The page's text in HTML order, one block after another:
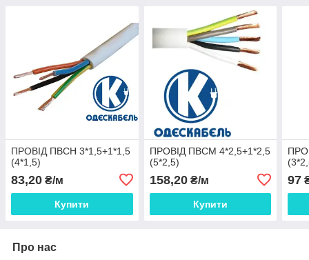
ПРОВІД ПВСН 3*1,5+1*1,5
(4*1,5)
83,20 ₴/м
Купити
ПРОВІД ПВСМ 4*2,5+1*2,5
(5*2,5)
158,20₴/м
Купити
97
Про нас